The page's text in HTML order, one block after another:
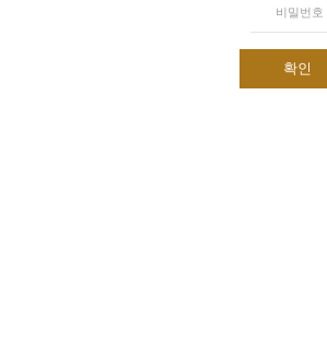
비밀번호
확인